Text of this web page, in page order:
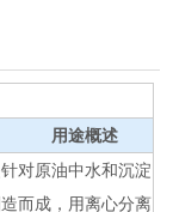
途概述
对原油中水和沉淀
而成，用离心分离